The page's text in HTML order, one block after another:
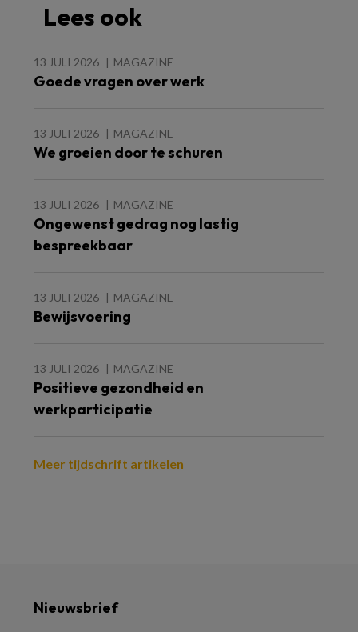
Lees ook
13 JULI 2026 MAGAZINE
Goede vragen over werk
13 JULI 2026 MAGAZINE
We groeien door te schuren
13 JULI 2026 MAGAZINE
Ongewenst gedrag nog lastig
bespreekbaar
13 JULI 2026 MAGAZINE
Bewijsvoering
13 JULI 2026 MAGAZINE
Positieve gezondheid en
werkparticipatie
Meer tijdschrift artikelen
Nieuwsbrief